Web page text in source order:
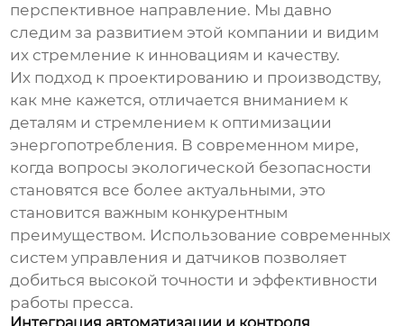
перспективное направление. Мы давно
следим за развитием этой компании и видим
их стремление к инновациям и качеству.
Их подход к проектированию и производству,
как мне кажется, отличается вниманием к
деталям и стремлением к оптимизации
энергопотребления. В современном мире,
когда вопросы экологической безопасности
становятся все более актуальными, это
становится важным конкурентным
преимуществом. Использование современных
систем управления и датчиков позволяет
добиться высокой точности и эффективности
работы пресса.